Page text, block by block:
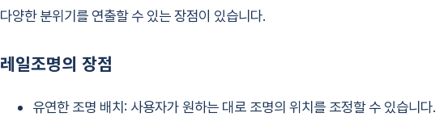
다양한 분위기를 연출할 수 있는 장점이 있습니다.
레일조명의 장점
유연한 조명 배치: 사용자가 원하는 대로 조명의 위치를 조정할 수 있습니다.